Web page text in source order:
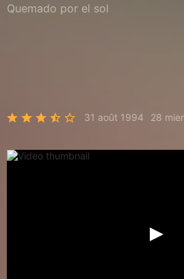
Quemado por el sol
31 août 1994 28